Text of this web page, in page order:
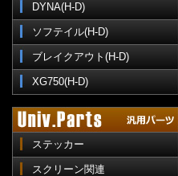
DYNA(H-D)
ソフテイル(H-D)
ブレイクアウト(H-D)
XG750(H-D)
ステッカー
スクリーン関連